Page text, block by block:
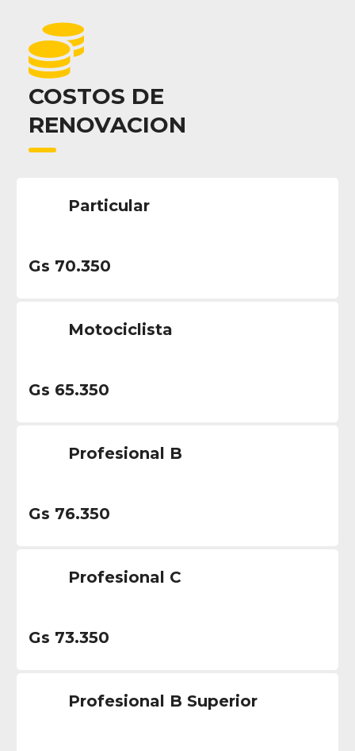
COSTOS DE
RENOVACION
Particular
Gs 70.350
Motociclista
Gs 65.350
Profesional B
Gs 76.350
Profesional C
Gs 73.350
Profesional B Superior